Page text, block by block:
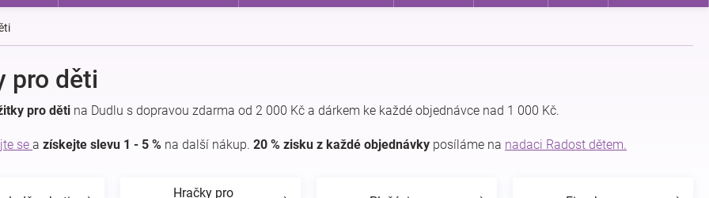
pro děti
pro děti na Dudlu s dopravou zdarma od 2 000 Kč a dárkem ke každé objednávce nad 1 000 Kč.
se a získejte slevu 1 - 5 % na další nákup. 20 % zisku z každé objednávky posíláme na nadaci Radost dětem.
Hračky pro